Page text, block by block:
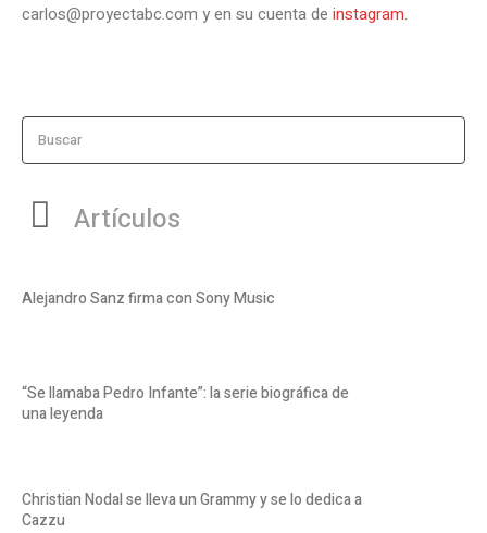
carlos@proyectabc.com y en su cuenta de instagram.
Buscar
Artículos
Alejandro Sanz firma con Sony Music
“Se llamaba Pedro Infante”: la serie biográfica de
una leyenda
Christian Nodal se lleva un Grammy y se lo dedica a
Cazzu